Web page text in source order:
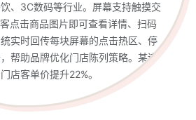
、3C数码等行业。屏幕支持触摸交
点击商品图片即可查看详情、扫码
统实时回传每块屏幕的点击热区、停
帮助品牌优化门店陈列策略。某连
店客单价提升22%。